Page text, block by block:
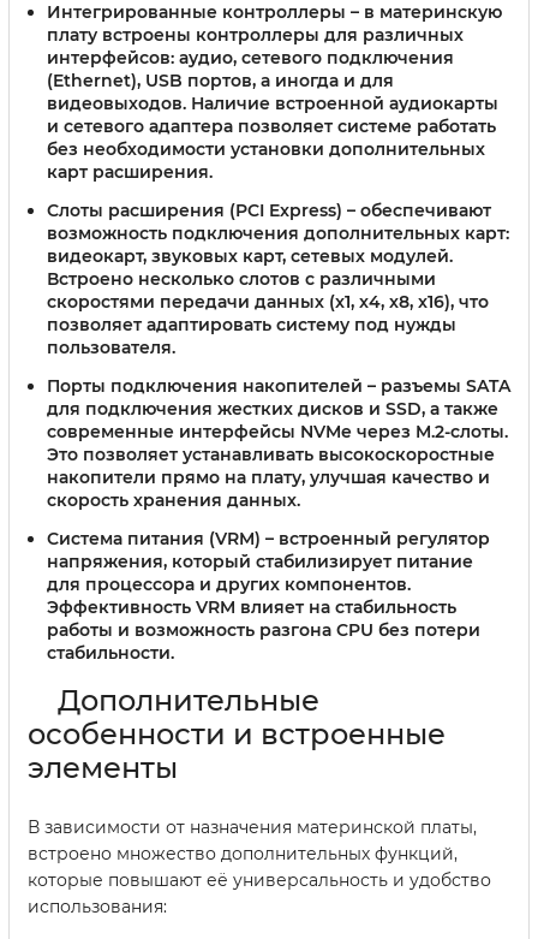
Интегрированные контроллеры – в материнскую
плату встроены контроллеры для различных
интерфейсов: аудио, сетевого подключения
(Ethernet), USB портов, а иногда и для
видеовыходов. Наличие встроенной аудиокарты
и сетевого адаптера позволяет системе работать
без необходимости установки дополнительных
карт расширения.
Слоты расширения (PCI Express) – обеспечивают
возможность подключения дополнительных карт:
видеокарт, звуковых карт, сетевых модулей.
Встроено несколько слотов с различными
скоростями передачи данных (x1, x4, x8, x16), что
позволяет адаптировать систему под нужды
пользователя.
Порты подключения накопителей – разъемы SATA
для подключения жестких дисков и SSD, а также
современные интерфейсы NVMe через M.2-слоты.
Это позволяет устанавливать высокоскоростные
накопители прямо на плату, улучшая качество и
скорость хранения данных.
Система питания (VRM) – встроенный регулятор
напряжения, который стабилизирует питание
для процессора и других компонентов.
Эффективность VRM влияет на стабильность
работы и возможность разгона CPU без потери
стабильности.
Дополнительные
особенности и встроенные
элементы
В зависимости от назначения материнской платы,
встроено множество дополнительных функций,
которые повышают её универсальность и удобство
использования: